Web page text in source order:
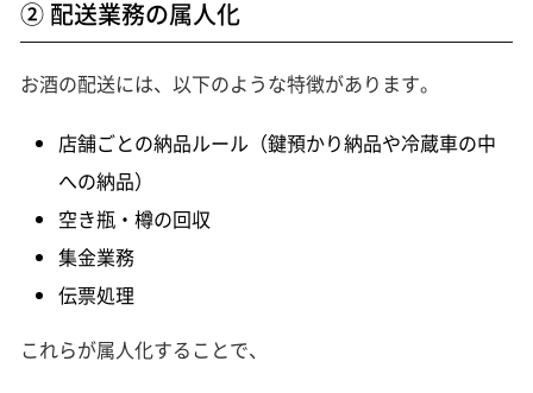
② 配送業務の属人化
お酒の配送には、以下のような特徴があります。
店舗ごとの納品ルール（鍵預かり納品や冷蔵車の中
への納品）
空き瓶・樽の回収
集金業務
伝票処理
これらが属人化することで、